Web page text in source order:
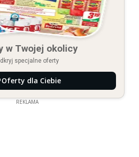
w Twojej okolicy
specjalne oferty
Oferty dla Ciebie
REKLAMA